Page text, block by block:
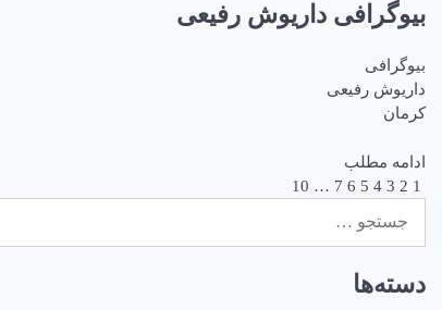
بیوگرافی داریوش رفیعی
بیوگرافی
داریوش رفیعی
کرمان
ادامه مطلب
راهبری
نوشته‌ها
1
2
3
4
5
6
7
…
10
برای:
دسته‌ها